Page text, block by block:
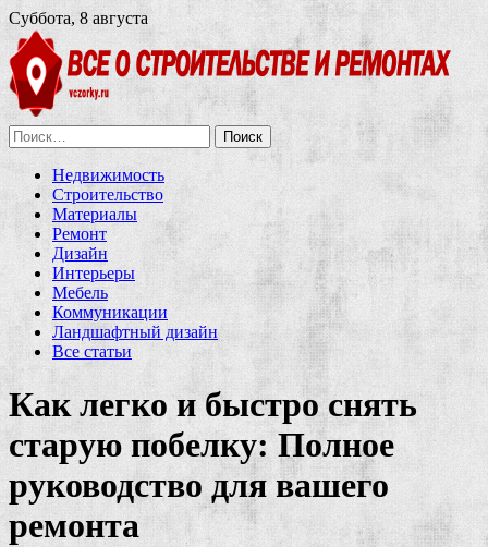
Суббота, 8 августа
Найти:
Недвижимость
Строительство
Материалы
Ремонт
Дизайн
Интерьеры
Мебель
Коммуникации
Ландшафтный дизайн
Все статьи
Как легко и быстро снять
старую побелку: Полное
руководство для вашего
ремонта